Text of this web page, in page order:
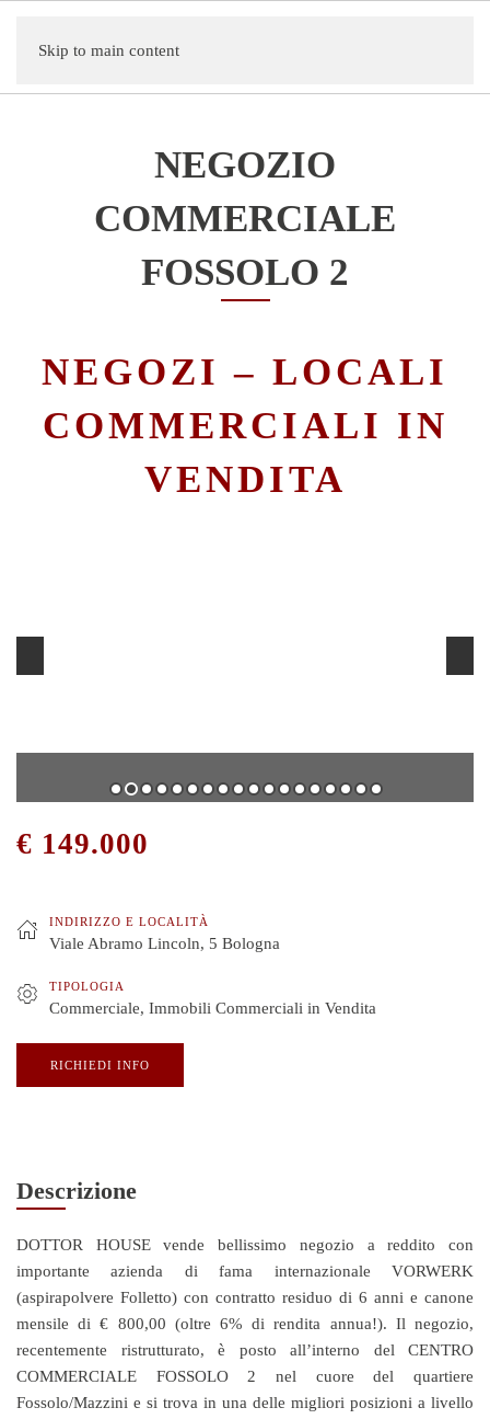
Skip to main content
NEGOZIO
COMMERCIALE
FOSSOLO 2
NEGOZI – LOCALI
COMMERCIALI IN
VENDITA
€ 149.000
INDIRIZZO E LOCALITÀ
Viale Abramo Lincoln, 5 Bologna
TIPOLOGIA
Commerciale, Immobili Commerciali in Vendita
RICHIEDI INFO
Descrizione
DOTTOR HOUSE vende bellissimo negozio a reddito con
importante azienda di fama internazionale VORWERK
(aspirapolvere Folletto) con contratto residuo di 6 anni e canone
mensile di € 800,00 (oltre 6% di rendita annua!). Il negozio,
recentemente ristrutturato, è posto all’interno del CENTRO
COMMERCIALE FOSSOLO 2 nel cuore del quartiere
Fossolo/Mazzini e si trova in una delle migliori posizioni a livello